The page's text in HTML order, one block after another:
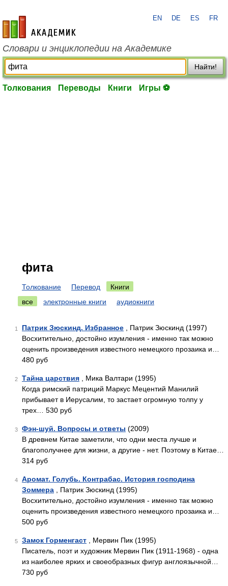
academic.ru
EN DE ES FR
Словари и энциклопедии на Академике
Найти!
Толкования Переводы Книги Игры ⚽
фита
Толкование Перевод
Книги
все
электронные книги аудиокниги
1 Патрик Зюскинд. Избранное , Патрик Зюскинд (1997)
Восхитительно, достойно изумления - именно так можно
оценить произведения известного немецкого прозаика и…
480 руб
2 Тайна царствия , Мика Валтари (1995)
Когда римский патриций Маркус Мецентий Манилий
прибывает в Иерусалим, то застает огромную толпу у
трех… 530 руб
3 Фэн-шуй. Вопросы и ответы (2009)
В древнем Китае заметили, что одни места лучше и
благополучнее для жизни, а другие - нет. Поэтому в Китае…
314 руб
4
Аромат. Голубь. Контрабас. История господина
Зоммера , Патрик Зюскинд (1995)
Восхитительно, достойно изумления - именно так можно
оценить произведения известного немецкого прозаика и…
500 руб
5 Замок Горменгаст , Мервин Пик (1995)
Писатель, поэт и художник Мервин Пик (1911-1968) - одна
из наиболее ярких и своеобразных фигур англоязычной…
730 руб